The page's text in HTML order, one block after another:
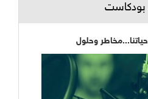
بودكاست
وحلول